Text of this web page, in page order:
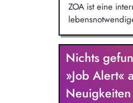
ZOA ist eine
Nichts
»Job Alert«